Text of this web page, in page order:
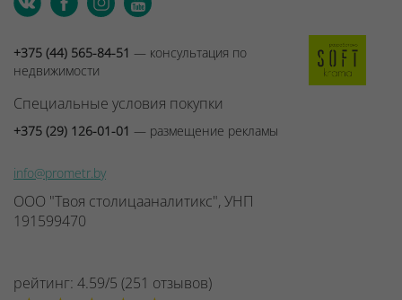
+375 (44) 565-84-51 — консультация по
недвижимости
Специальные условия покупки
+375 (29) 126-01-01 — размещение рекламы
info@prometr.by
ООО "Твоя столицааналитикс", УНП
191599470
рейтинг: 4.59/5 (251 отзывов)